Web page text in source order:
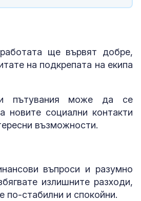
ще вървят добре,
на подкрепата на екипа
пътувания може да се
новите социални контакти
възможности.
въпроси и разумно
излишните разходи,
по-стабилни и спокойни.